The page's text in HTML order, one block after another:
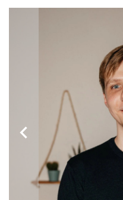
chevron_left